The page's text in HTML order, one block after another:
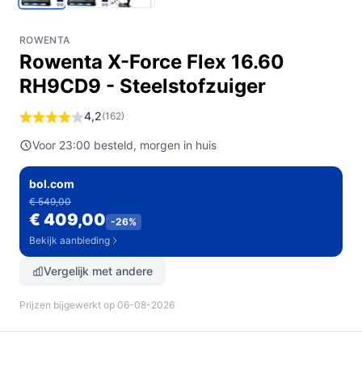
ROWENTA
Rowenta X-Force Flex 16.60
RH9CD9 - Steelstofzuiger
4,2(162)
Voor 23:00 besteld, morgen in huis
bol.com
€ 549,00
€ 409,00 -26%
Bekijk aanbieding
Vergelijk met andere
Prijzen bijgewerkt op 06-08-2026